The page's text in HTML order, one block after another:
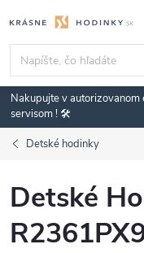
na
obsah
Nakupujte v
servisom ! 🛠️
Detské hodinky
Detské